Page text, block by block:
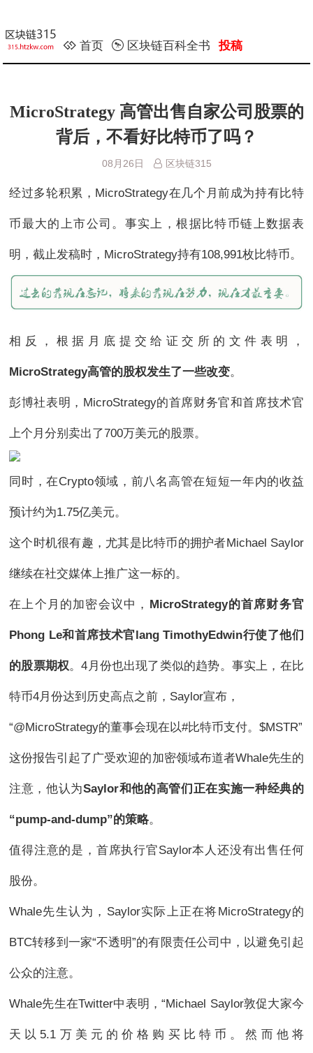
首页 区块链百科全书 投稿
MicroStrategy 高管出售自家公司股票的
背后，不看好比特币了吗？
08月26日 区块链315
经过多轮积累，MicroStrategy在几个月前成为持有比特
币最大的上市公司。事实上，根据比特币链上数据表
明，截止发稿时，MicroStrategy持有108,991枚比特币。
相反，根据月底提交给证交所的文件表明，
MicroStrategy高管的股权发生了一些改变。
彭博社表明，MicroStrategy的首席财务官和首席技术官
上个月分别卖出了700万美元的股票。
同时，在Crypto领域，前八名高管在短短一年内的收益
预计约为1.75亿美元。
这个时机很有趣，尤其是比特币的拥护者Michael Saylor
继续在社交媒体上推广这一标的。
在上个月的加密会议中， MicroStrategy的首席财务官
Phong Le和首席技术官lang TimothyEdwin行使了他们
的股票期权。4月份也出现了类似的趋势。事实上，在比
特币4月份达到历史高点之前，Saylor宣布，
“@MicroStrategy的董事会现在以#比特币支付。$MSTR”
这份报告引起了广受欢迎的加密领域布道者Whale先生的
注意，他认为Saylor和他的高管们正在实施一种经典的
“pump-and-dump”的策略。
值得注意的是，首席执行官Saylor本人还没有出售任何
股份。
Whale先生认为，Saylor实际上正在将MicroStrategy的
BTC转移到一家“不透明”的有限责任公司中，以避免引起
公众的注意。
Whale先生在Twitter中表明，“Michael Saylor敦促大家今
天以5.1万美元的价格购买比特币。然而他将